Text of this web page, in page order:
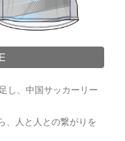
し、中国サッカーリー
、人と人との繋がりを